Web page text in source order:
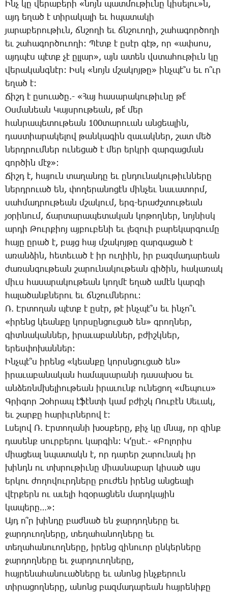
Ինչ կը վե­րա­բե­րի «նոյն պատ­մու­թիւ­նը կի­սե­լու»ն,
այդ ե­ղած է տի­րա­կա­լի եւ հպա­տա­կի
յա­րա­բե­րու­թիւն, ճնշո­ղի եւ ճնշո­ւո­ղի, շա­հա­գոր­ծո­ղի
եւ շա­հա­գոր­ծո­ւո­ղի: ­Պէտք է ը­սէր գէթ, որ «ափ­սոս,
այդ­պէս պէտք չէ ըլ­լար», այն ա­տեն վստա­հու­թիւն կը
վե­րա­կանգ­նէր: Իսկ «նոյն մշա­կոյ­թը» ինչ­պէ՞ս եւ ո՞ւր
ե­ղած է:
­Ճիշդ է ը­սո­ւա­ծը.- «­Հայ հա­սա­րա­կու­թիւ­նը թէ՛
Օս­մա­նեան ­Կայս­րու­թեան, թէ՛ մեր
հան­րա­պե­տու­թեան 100տա­րո­ւան ան­ցեա­լին,
դաս­տիա­րա­կե­լով թան­կա­գին զա­ւակ­ներ, շատ մեծ
ներդ­րում­ներ ու­նե­ցած է մեր երկ­րի զար­գաց­ման
գոր­ծին մէջ»:
­Ճիշդ է, հա­յուն տա­ղան­դը եւ ըն­դու­նա­կու­թիւն­նե­րը
ներդ­րո­ւած են, փո­ղե­րա­նո­ցէն մին­չեւ նա­ւա­տորմ,
սահ­մադրու­թեան մշա­կում, երգ-երաժշ­տու­թեան
յօ­րի­նում, ճար­տա­րա­պե­տա­կան կո­թող­ներ, նոյ­նիսկ
ար­դի ­Թուր­քիոյ այ­բու­բե­նի եւ լե­զո­ւի բա­րե­կար­գու­մը
հա­յը ը­րած է, բայց հայ մշա­կոյ­թը զար­գա­ցած է
ա­ռան­ձին, հե­տե­ւած է իր ու­ղիին, իր բազ­մա­դա­րեան
ժա­ռան­գու­թեան շա­րու­նա­կու­թեան գի­ծին, հա­կա­ռակ
միւս հա­սա­րա­կու­թեան կող­մէ ե­ղած ա­մէն կար­գի
հա­լա­ծանք­նե­րու եւ ճնշում­նե­րու:
Ռ. Էր­տո­ղան պէտք է ը­սէր, թէ ինչ­պէ՞ս եւ ին­չո՞ւ
«ի­րենց կեան­քը կորսըն­ցու­ցած են» գրող­ներ,
գիտ­նա­կան­ներ, ի­րա­ւա­բան­ներ, բժիշկ­ներ,
ե­րես­փո­խան­ներ:
Ինչ­պէ՞ս ի­րենց «կեան­քը կորսն­ցու­ցած են»
ի­րա­ւա­բա­նա­կան հա­մալ­սա­րա­նի դա­սա­խօս եւ
ան­ձեռնմ­խե­լիու­թեան ի­րա­ւունք ու­նե­ցող «մե­պուս»
Գ­րի­գոր ­Զօհ­րապ է­ֆէն­տի կամ բժիշկ ­Ռու­բէն ­Սե­ւակ,
եւ շար­քը հա­րիւր­նե­րով է:
Լ­սե­լով Ռ. Էր­տո­ղա­նի խօս­քե­րը, քիչ կը մնայ, որ զինք
դա­սենք սուր­բե­րու կար­գին: Կ­’ը­սէ.- «­Բո­լո­րիս
միա­ցեալ նպա­տակն է, որ դա­րեր շա­րու­նակ իր
խինդն ու տխրու­թիւ­նը միաս­նա­բար կի­սած այս
եր­կու ժո­ղո­վուրդ­նե­րը բու­ժեն ի­րենց ան­ցեա­լի
վէր­քերն ու ա­ւե­լի հզօ­րաց­նեն մարդ­կա­յին
կա­պե­րը…»:
Այդ ո՞ր խին­դը բաժ­նած են ջար­դող­նե­րը եւ
ջար­դո­ւող­նե­րը, տե­ղա­հա­նող­նե­րը եւ
տե­ղա­հա­նո­ւող­նե­րը, ի­րենց զի­նո­ւոր ըն­կեր­նե­րը
ջար­դող­նե­րը եւ ջար­դո­ւող­նե­րը,
հայ­րե­նա­հա­նո­ւած­նե­րը եւ ա­նոնց ինչ­քե­րուն
տի­րա­ցող­նե­րը, ա­նոնց բազ­մա­դա­րեան հայ­րե­նի­քը